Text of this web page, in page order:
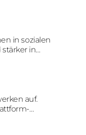
in sozialen
in
auf.